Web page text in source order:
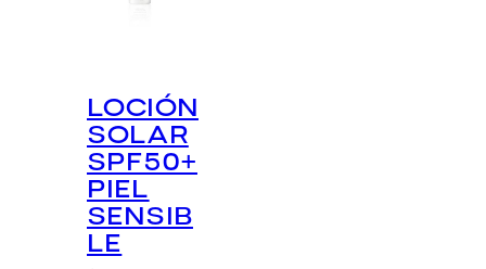
LOCIÓN
SOLAR
SPF50+
PIEL
SENSIB
LE